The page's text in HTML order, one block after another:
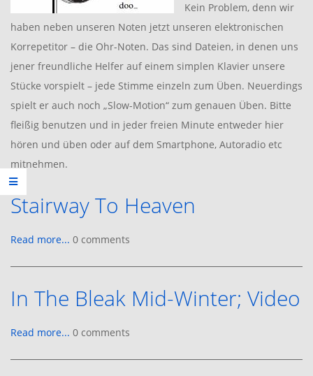
Kein Problem, denn wir
haben neben unseren Noten jetzt unseren elektronischen
Korrepetitor – die Ohr-Noten. Das sind Dateien, in denen uns
jener freundliche Helfer auf einem simplen Klavier unsere
Stücke vorspielt – jede Stimme einzeln zum Üben. Neuerdings
spielt er auch noch „Slow-Motion“ zum genauen Üben. Bitte
fleißig benutzen und in jeder freien Minute entweder hier
hören und üben oder auf dem Smartphone, Autoradio etc
mitnehmen.
Stairway To Heaven
Read more... 0 comments
In The Bleak Mid-Winter; Video
Read more... 0 comments